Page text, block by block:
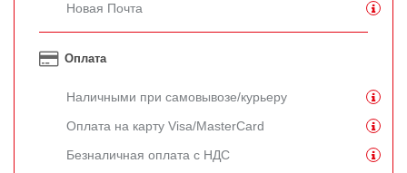
Новая Почта
Оплата
Наличными при самовывозе/курьеру
Оплата на карту Visa/MasterCard
Безналичная оплата с НДС